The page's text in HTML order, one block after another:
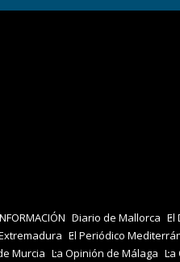
Diario de Mallorca El
El Periódico
Murcia La Opinión de Málaga La